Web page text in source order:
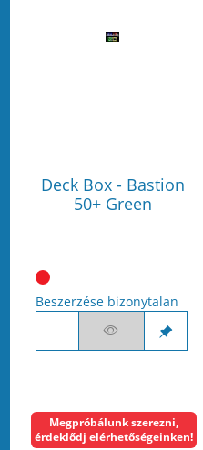
Deck Box - Bastion
50+ Green
Beszerzése bizonytalan
Megpróbálunk szerezni,
érdeklődj elérhetőségeinken!